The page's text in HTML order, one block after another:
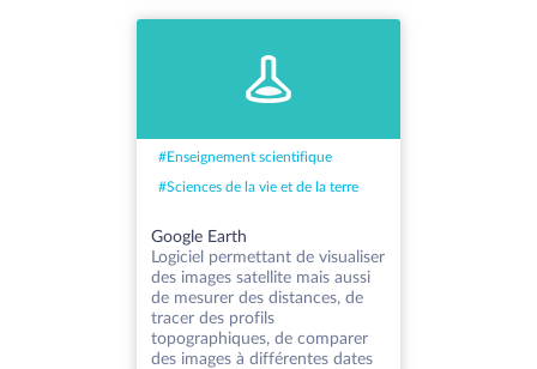
#Enseignement scientifique
#Sciences de la vie et de la terre
Google Earth
Logiciel permettant de visualiser
des images satellite mais aussi
de mesurer des distances, de
tracer des profils
topographiques, de comparer
des images à différentes dates